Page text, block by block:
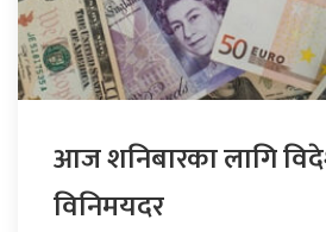
आज शनिबारका लागि
विनिमयदर